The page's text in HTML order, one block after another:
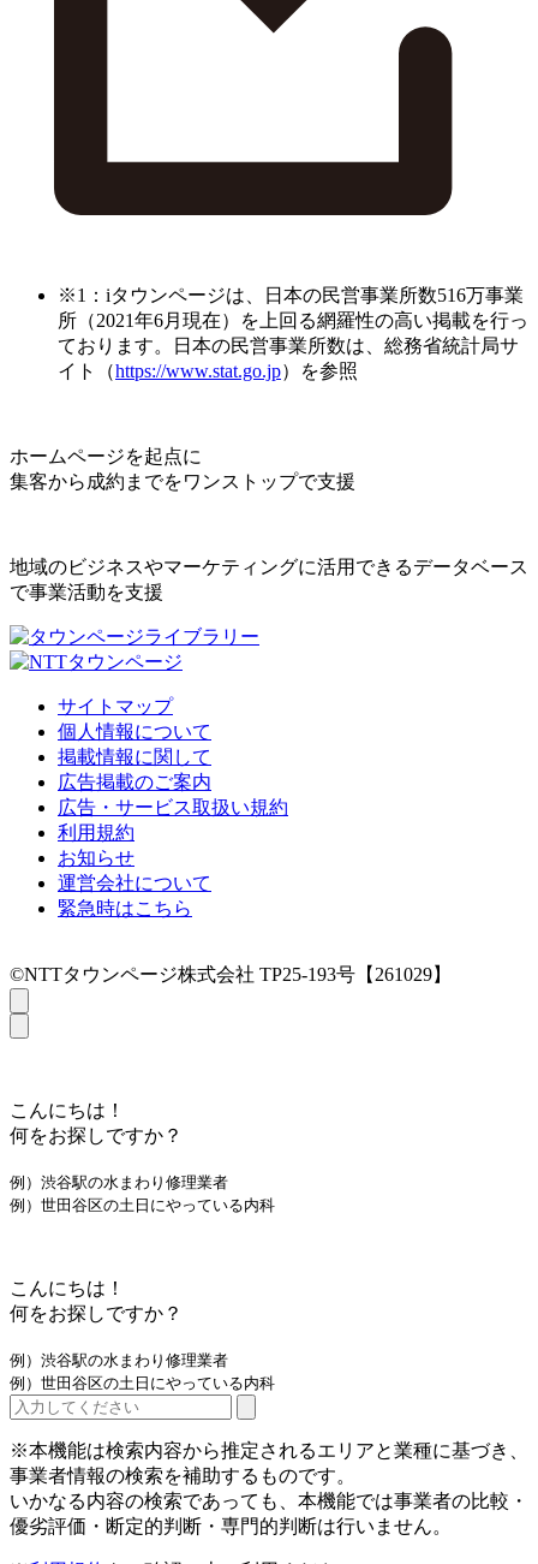
※1：iタウンページは、日本の民営事業所数516万事業
所（2021年6月現在）を上回る網羅性の高い掲載を行っ
ております。日本の民営事業所数は、総務省統計局サ
イト（https://www.stat.go.jp）を参照
ホームページを起点に
集客から成約までをワンストップで支援
地域のビジネスやマーケティングに活用できるデータベース
で事業活動を支援
サイトマップ
個人情報について
掲載情報に関して
広告掲載のご案内
広告・サービス取扱い規約
利用規約
お知らせ
運営会社について
緊急時はこちら
©NTTタウンページ株式会社 TP25-193号【261029】
こんにちは！
何をお探しですか？
例）渋谷駅の水まわり修理業者
例）世田谷区の土日にやっている内科
こんにちは！
何をお探しですか？
例）渋谷駅の水まわり修理業者
例）世田谷区の土日にやっている内科
※本機能は検索内容から推定されるエリアと業種に基づき、
事業者情報の検索を補助するものです。
いかなる内容の検索であっても、本機能では事業者の比較・
優劣評価・断定的判断・専門的判断は行いません。